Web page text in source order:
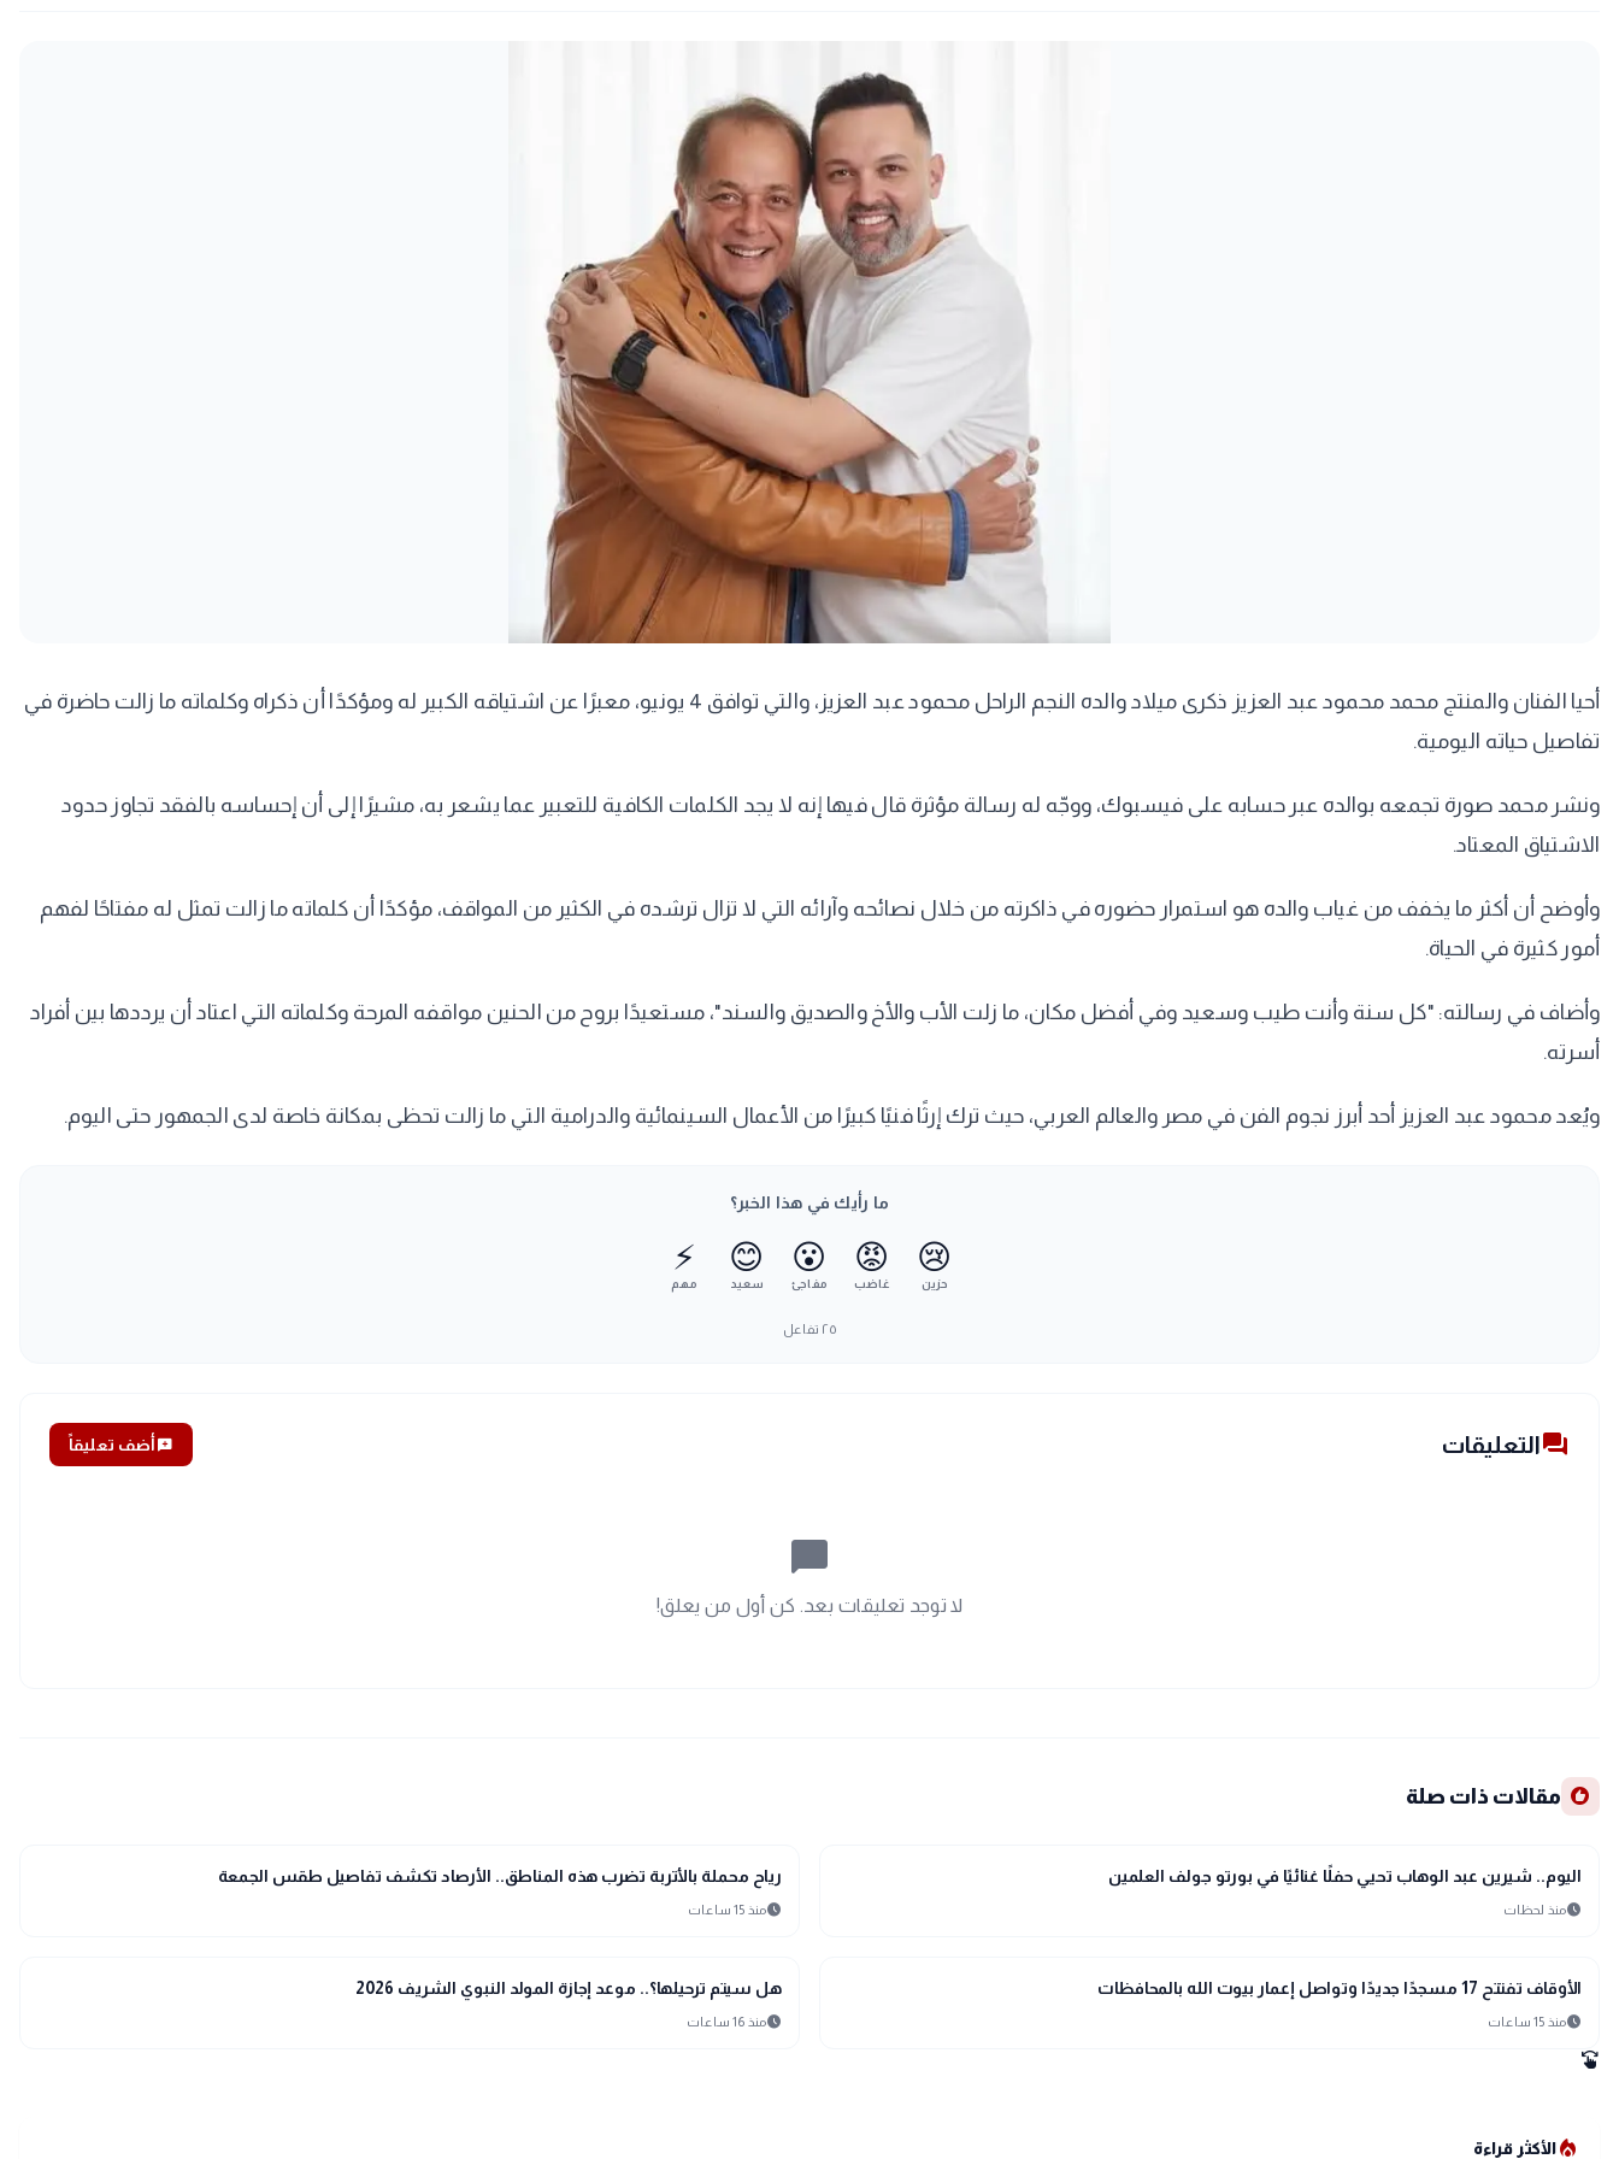
أحيا الفنان والمنتج محمد محمود عبد العزيز ذكرى ميلاد والده النجم الراحل محمود عبد العزيز، والتي توافق 4 يونيو، معبرًا عن اشتياقه الكبير له ومؤكدًا أن ذكراه وكلماته ما زالت حاضرة في
تفاصيل حياته اليومية.
ونشر محمد صورة تجمعه بوالده عبر حسابه على فيسبوك، ووجّه له رسالة مؤثرة قال فيها إنه لا يجد الكلمات الكافية للتعبير عما يشعر به، مشيرًا إلى أن إحساسه بالفقد تجاوز حدود
الاشتياق المعتاد.
وأوضح أن أكثر ما يخفف من غياب والده هو استمرار حضوره في ذاكرته من خلال نصائحه وآرائه التي لا تزال ترشده في الكثير من المواقف، مؤكدًا أن كلماته ما زالت تمثل له مفتاحًا لفهم
أمور كثيرة في الحياة.
وأضاف في رسالته: "كل سنة وأنت طيب وسعيد وفي أفضل مكان، ما زلت الأب والأخ والصديق والسند"، مستعيدًا بروح من الحنين مواقفه المرحة وكلماته التي اعتاد أن يرددها بين أفراد
أسرته.
ويُعد محمود عبد العزيز أحد أبرز نجوم الفن في مصر والعالم العربي، حيث ترك إرثًا فنيًا كبيرًا من الأعمال السينمائية والدرامية التي ما زالت تحظى بمكانة خاصة لدى الجمهور حتى اليوم.
ما رأيك في هذا الخبر؟
😢
حزين
😡
غاضب
😮
مفاجئ
😊
سعيد
⚡
مهم
٢٥ تفاعل
forumالتعليقات add_commentأضف تعليقاً
chat_bubble_outline
لا توجد تعليقات بعد. كن أول من يعلق!
recommend مقالات ذات صلة
interests
منوعات
اليوم.. شيرين عبد الوهاب تحيي حفلًا غنائيًا في بورتو جولف العلمين
scheduleمنذ لحظات interests
منوعات
رياح محملة بالأتربة تضرب هذه المناطق.. الأرصاد تكشف تفاصيل طقس الجمعة
scheduleمنذ 15 ساعات
interests
منوعات
الأوقاف تفتتح 17 مسجدًا جديدًا وتواصل إعمار بيوت الله بالمحافظات
scheduleمنذ 15 ساعات interests
منوعات
هل سيتم ترحيلها؟.. موعد إجازة المولد النبوي الشريف 2026
scheduleمنذ 16 ساعات
swipe
local_fire_departmentالأكثر قراءة